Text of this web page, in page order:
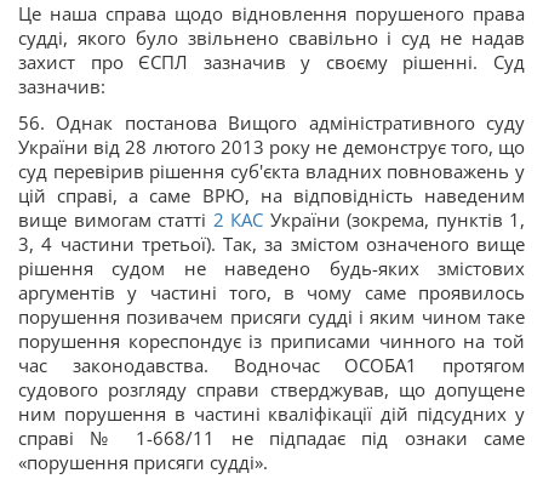
Це наша справа щодо відновлення порушеного права
судді, якого було звільнено свавільно і суд не надав
захист про ЄСПЛ зазначив у своєму рішенні. Суд
зазначив:
56. Однак постанова Вищого адміністративного суду
України від 28 лютого 2013 року не демонструє того, що
суд перевірив рішення суб'єкта владних повноважень у
цій справі, а саме ВРЮ, на відповідність наведеним
вище вимогам статті 2 КАС України (зокрема, пунктів 1,
3, 4 частини третьої). Так, за змістом означеного вище
рішення судом не наведено будь-яких змістових
аргументів у частині того, в чому саме проявилось
порушення позивачем присяги судді і яким чином таке
порушення кореспондує із приписами чинного на той
час законодавства. Водночас ОСОБА1 протягом
судового розгляду справи стверджував, що допущене
ним порушення в частині кваліфікації дій підсудних у
справі № 1-668/11 не підпадає під ознаки саме
«порушення присяги судді».